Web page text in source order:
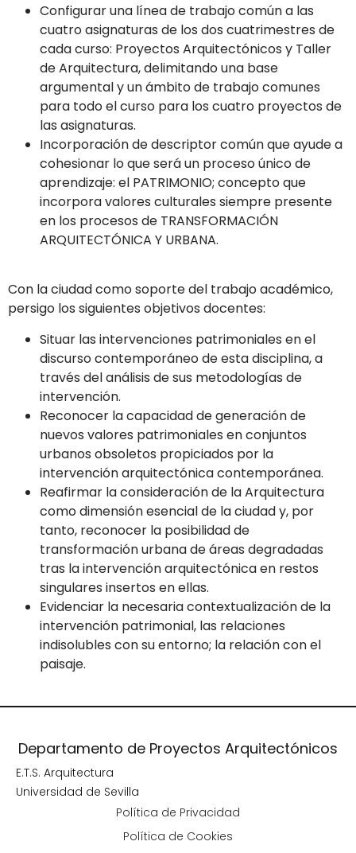
Configurar una línea de trabajo común a las
cuatro asignaturas de los dos cuatrimestres de
cada curso: Proyectos Arquitectónicos y Taller
de Arquitectura, delimitando una base
argumental y un ámbito de trabajo comunes
para todo el curso para los cuatro proyectos de
las asignaturas.
Incorporación de descriptor común que ayude a
cohesionar lo que será un proceso único de
aprendizaje: el PATRIMONIO; concepto que
incorpora valores culturales siempre presente
en los procesos de TRANSFORMACIÓN
ARQUITECTÓNICA Y URBANA.
Con la ciudad como soporte del trabajo académico,
persigo los siguientes objetivos docentes:
Situar las intervenciones patrimoniales en el
discurso contemporáneo de esta disciplina, a
través del análisis de sus metodologías de
intervención.
Reconocer la capacidad de generación de
nuevos valores patrimoniales en conjuntos
urbanos obsoletos propiciados por la
intervención arquitectónica contemporánea.
Reafirmar la consideración de la Arquitectura
como dimensión esencial de la ciudad y, por
tanto, reconocer la posibilidad de
transformación urbana de áreas degradadas
tras la intervención arquitectónica en restos
singulares insertos en ellas.
Evidenciar la necesaria contextualización de la
intervención patrimonial, las relaciones
indisolubles con su entorno; la relación con el
paisaje.
Departamento de Proyectos Arquitectónicos
E.T.S. Arquitectura
Universidad de Sevilla
Política de Privacidad
Política de Cookies